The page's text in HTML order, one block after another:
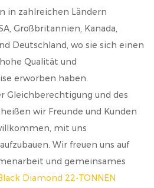
in zahlreichen Ländern
Großbritannien, Kanada,
Deutschland, wo sie sich einen
Qualität und
erworben haben.
Gleichberechtigung und des
wir Freunde und Kunden
mit uns
Wir freuen uns auf
und gemeinsames
Diamond 22-TONNEN